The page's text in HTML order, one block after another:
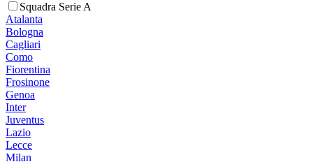
Squadra Serie A
Atalanta
Bologna
Cagliari
Como
Fiorentina
Frosinone
Genoa
Inter
Juventus
Lazio
Lecce
Milan